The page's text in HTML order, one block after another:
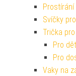
Svíčky
Trička
Pro
Pro
Vaky na